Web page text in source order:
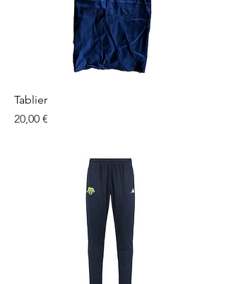
Tablier
Prix
20,00 €